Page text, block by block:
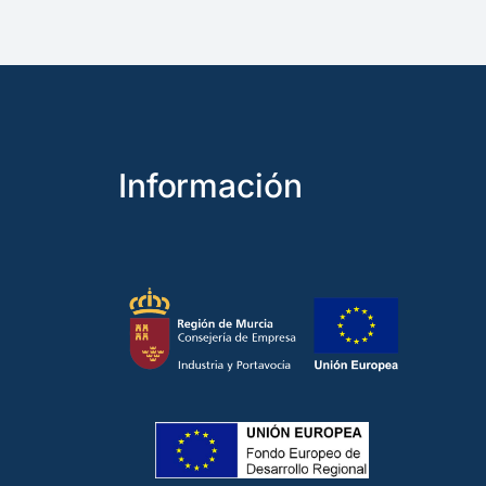
Información